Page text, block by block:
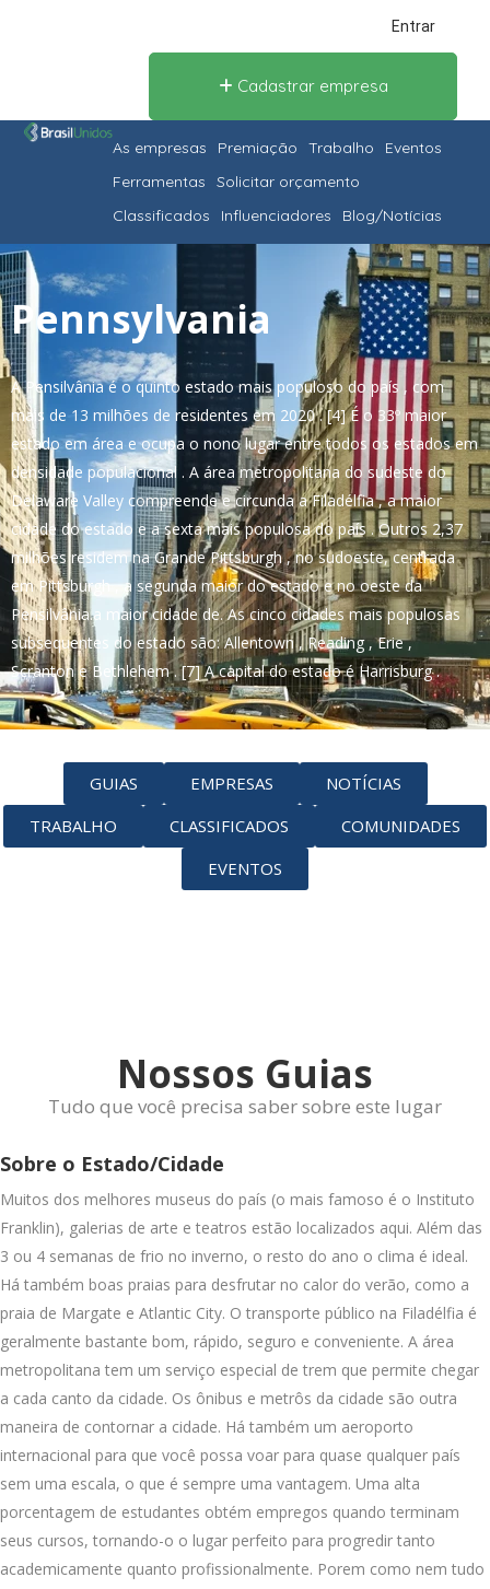
Entrar
Cadastrar empresa
As empresas Premiação Trabalho
Eventos
Ferramentas
Solicitar orçamento
Classificados
Influenciadores Blog/Notícias
Pennsylvania
A Pensilvânia é o quinto estado mais populoso do país , com
mais de 13 milhões de residentes em 2020 . [4] É o 33º maior
estado em área e ocupa o nono lugar entre todos os estados em
densidade populacional . A área metropolitana do sudeste do
Delaware Valley compreende e circunda a Filadélfia , a maior
cidade do estado e a sexta mais populosa do país . Outros 2,37
milhões residem na Grande Pittsburgh , no sudoeste, centrada
em Pittsburgh , a segunda maior do estado e no oeste da
Pensilvânia.a maior cidade de. As cinco cidades mais populosas
subsequentes do estado são: Allentown , Reading , Erie ,
Scranton e Bethlehem . [7] A capital do estado é Harrisburg .
GUIAS EMPRESAS
NOTÍCIAS
TRABALHO
CLASSIFICADOS
COMUNIDADES
EVENTOS
Nossos Guias
Tudo que você precisa saber sobre este lugar
Sobre o Estado/Cidade
Muitos dos melhores museus do país (o mais famoso é o Instituto
Franklin), galerias de arte e teatros estão localizados aqui. Além das
3 ou 4 semanas de frio no inverno, o resto do ano o clima é ideal.
Há também boas praias para desfrutar no calor do verão, como a
praia de Margate e Atlantic City. O transporte público na Filadélfia é
geralmente bastante bom, rápido, seguro e conveniente. A área
metropolitana tem um serviço especial de trem que permite chegar
a cada canto da cidade. Os ônibus e metrôs da cidade são outra
maneira de contornar a cidade. Há também um aeroporto
internacional para que você possa voar para quase qualquer país
sem uma escala, o que é sempre uma vantagem. Uma alta
porcentagem de estudantes obtém empregos quando terminam
seus cursos, tornando-o o lugar perfeito para progredir tanto
academicamente quanto profissionalmente. Porem como nem tudo